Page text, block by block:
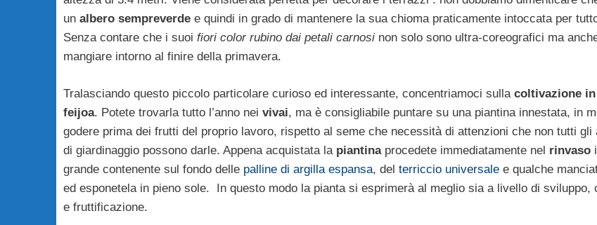
un albero sempreverdee quindi in grado di mantenere la sua chioma praticamente intoccata per
Senza contare che i suoi fiori color rubino dai petali carnosinon solo sono ultra-coreografici ma
mangiare intorno al finire della primavera.
Tralasciando questo piccolo particolare curioso ed interessante, concentriamoci sulla coltivazione
feijoa. Potete trovarla tutto l’anno nei vivai, ma è consigliabile puntare su una piantina innestata, in
godere prima dei frutti del proprio lavoro, rispetto al seme che necessità di attenzioni che non tutti gli
di giardinaggio possono darle. Appena acquistata la piantinaprocedete immediatamente nel rinvaso
grande contenente sul fondo delle palline di argilla espansa, del terriccio universalee qualche
ed esponetela in pieno sole. In questo modo la pianta si esprimerà al meglio sia a livello di sviluppo,
e fruttificazione.